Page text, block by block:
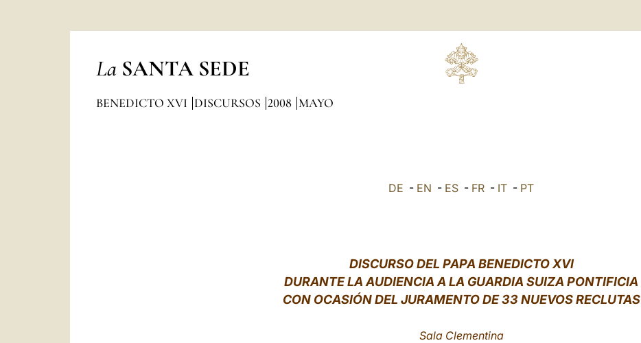
La SANTA SEDE
BENEDICTO XVI DISCURSOS 2008 MAYO
DE - EN - ES - FR - IT - PT
DISCURSO DEL PAPA BENEDICTO XVI
DURANTE LA AUDIENCIA A LA GUARDIA SUIZA PONTIFICIA
CON OCASIÓN DEL JURAMENTO DE 33 NUEVOS RECLUTAS
Sala Clementina